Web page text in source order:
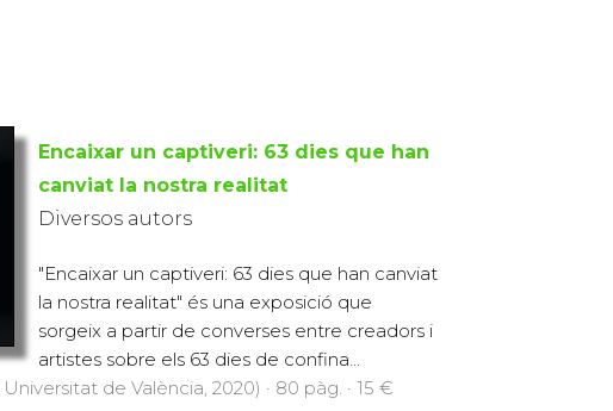
Encaixar un captiveri: 63 dies que han
canviat la nostra realitat
Diversos autors
"Encaixar un captiveri: 63 dies que han canviat
la nostra realitat" és una exposició que
sorgeix a partir de converses entre creadors i
artistes sobre els 63 dies de confina...
de València, 2020) · 80 pàg. · 15 €